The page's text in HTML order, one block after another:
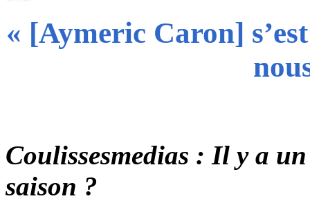
« [Aymeric Caron]
Coulissesmedias : Il y a
saison ?